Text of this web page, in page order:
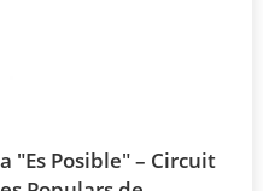
"Es Posible" – Circuit